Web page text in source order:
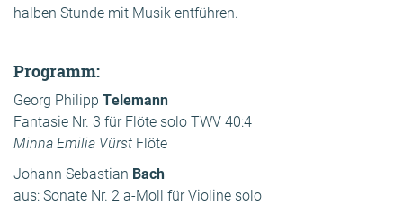
halben Stunde mit Musik entführen.
Programm:
Georg Philipp Telemann
Fantasie Nr. 3 für Flöte solo TWV 40:4
Minna Emilia Vürst Flöte
Johann Sebastian Bach
aus: Sonate Nr. 2 a-Moll für Violine solo